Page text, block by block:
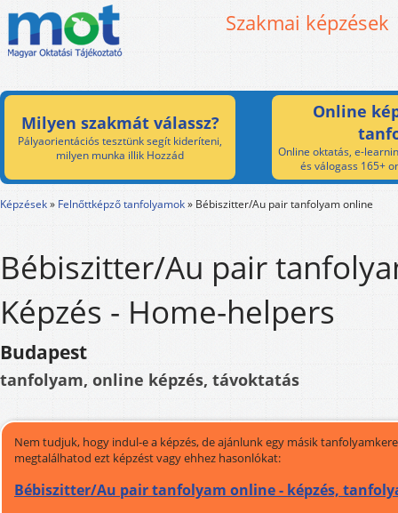
Szakmai képzések
Milyen szakmát válassz?
Pályaorientációs tesztünk segít kideríteni,
milyen munka illik Hozzád
Online
Online oktatás, e-
és válogass 165+
Képzések» Felnőttképző tanfolyamok» Bébiszitter/Au pair tanfolyam online
Bébiszitter/Au pair
Képzés - Home-helpers
Budapest
tanfolyam, online képzés, távoktatás
Nem tudjuk, hogy indul-e a képzés, de ajánlunk egy másik
megtalálhatod ezt képzést vagy ehhez hasonlókat:
Bébiszitter/Au pair tanfolyam online - képzés,